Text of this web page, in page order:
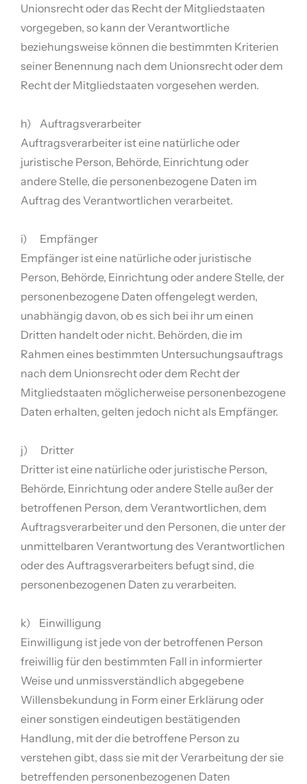
Unionsrecht oder das Recht der Mitgliedstaaten
vorgegeben, so kann der Verantwortliche
beziehungsweise können die bestimmten Kriterien
seiner Benennung nach dem Unionsrecht oder dem
Recht der Mitgliedstaaten vorgesehen werden.
h) Auftragsverarbeiter
Auftragsverarbeiter ist eine natürliche oder
juristische Person, Behörde, Einrichtung oder
andere Stelle, die personenbezogene Daten im
Auftrag des Verantwortlichen verarbeitet.
i) Empfänger
Empfänger ist eine natürliche oder juristische
Person, Behörde, Einrichtung oder andere Stelle, der
personenbezogene Daten offengelegt werden,
unabhängig davon, ob es sich bei ihr um einen
Dritten handelt oder nicht. Behörden, die im
Rahmen eines bestimmten Untersuchungsauftrags
nach dem Unionsrecht oder dem Recht der
Mitgliedstaaten möglicherweise personenbezogene
Daten erhalten, gelten jedoch nicht als Empfänger.
j) Dritter
Dritter ist eine natürliche oder juristische Person,
Behörde, Einrichtung oder andere Stelle außer der
betroffenen Person, dem Verantwortlichen, dem
Auftragsverarbeiter und den Personen, die unter der
unmittelbaren Verantwortung des Verantwortlichen
oder des Auftragsverarbeiters befugt sind, die
personenbezogenen Daten zu verarbeiten.
k) Einwilligung
Einwilligung ist jede von der betroffenen Person
freiwillig für den bestimmten Fall in informierter
Weise und unmissverständlich abgegebene
Willensbekundung in Form einer Erklärung oder
einer sonstigen eindeutigen bestätigenden
Handlung, mit der die betroffene Person zu
verstehen gibt, dass sie mit der Verarbeitung der sie
betreffenden personenbezogenen Daten